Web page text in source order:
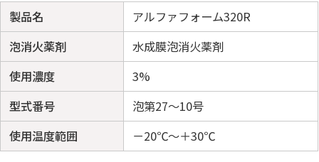
製品名
アルファフォーム320R
泡消火薬剤
水成膜泡消火薬剤
使用濃度
3%
型式番号
泡第27～10号
使用温度範囲
－20℃～＋30℃